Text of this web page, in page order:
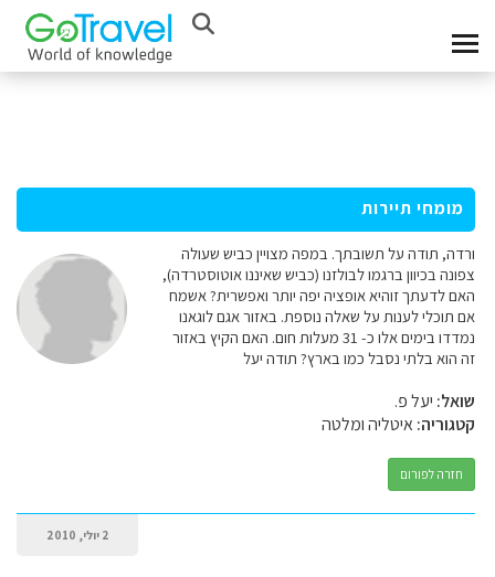
מומחי תיירות
ורדה, תודה על תשובתך. במפה מצויין כביש שעולה
צפונה בכיוון ברגמו לבולזנו (כביש שאיננו אוטוסטרדה),
האם לדעתך זוהיא אופציה יפה יותר ואפשרית? אשמח
אם תוכלי לענות על שאלה נוספת. באזור אגם לוגאנו
נמדדו בימים אלו כ- 31 מעלות חום. האם הקיץ באזור
זה הוא בלתי נסבל כמו בארץ? תודה יעל
שואל: יעל פ.
קטגוריה:איטליה ומלטה
חזרה לפורום
2 יולי, 2010